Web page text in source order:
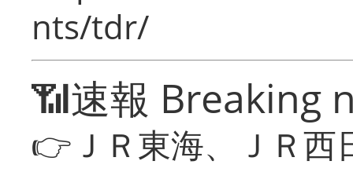
nts/tdr/
📶速報 Breaking
👉ＪＲ東海、ＪＲ